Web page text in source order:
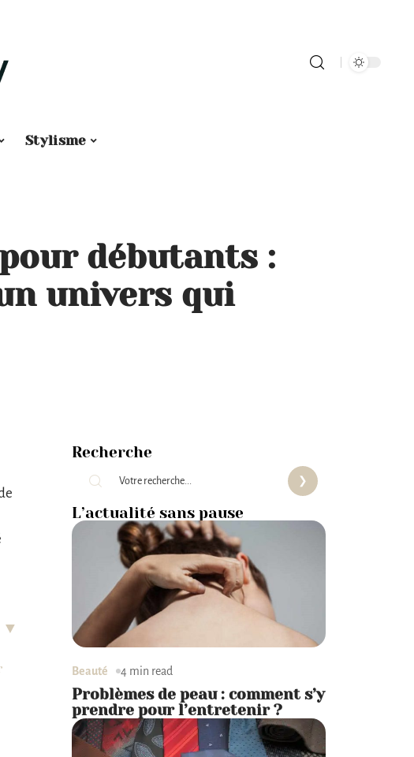
Stylisme
débutants :
univers qui
Recherche
L’actualité sans pause
Beauté 4 min read
Problèmes de peau : comment s’y
prendre pour l’entretenir ?